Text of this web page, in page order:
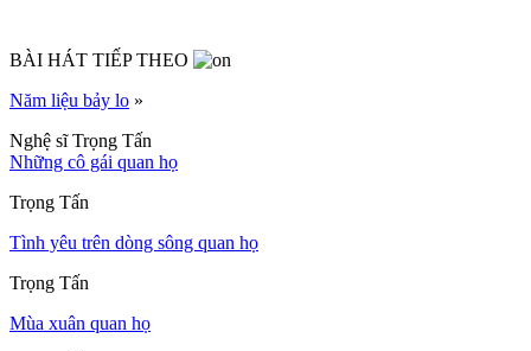
BÀI HÁT TIẾP THEO
Năm liệu bảy lo »
Nghệ sĩ Trọng Tấn
Những cô gái quan họ
Trọng Tấn
Tình yêu trên dòng sông quan họ
Trọng Tấn
Mùa xuân quan họ